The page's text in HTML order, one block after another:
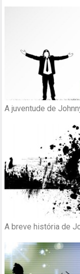
A juventude de
A breve história de